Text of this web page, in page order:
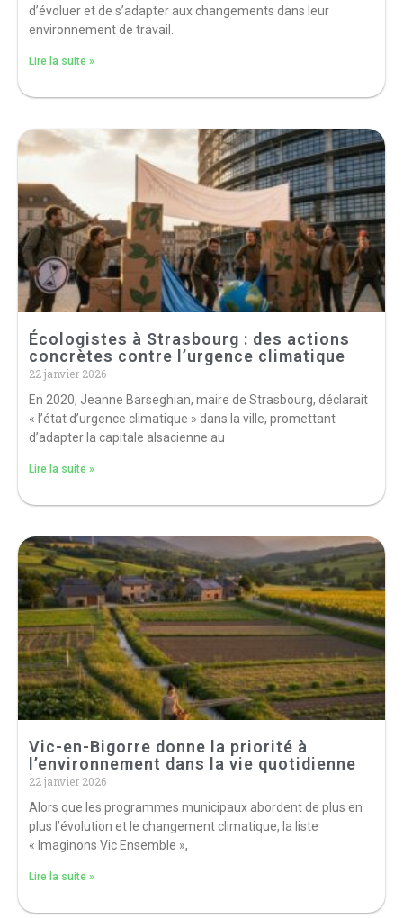
d’évoluer et de s’adapter aux changements dans leur
environnement de travail.
Lire la suite »
Écologistes à Strasbourg : des actions
concrètes contre l’urgence climatique
22 janvier 2026
En 2020, Jeanne Barseghian, maire de Strasbourg, déclarait
« l’état d’urgence climatique » dans la ville, promettant
d’adapter la capitale alsacienne au
Lire la suite »
Vic-en-Bigorre donne la priorité à
l’environnement dans la vie quotidienne
22 janvier 2026
Alors que les programmes municipaux abordent de plus en
plus l’évolution et le changement climatique, la liste
« Imaginons Vic Ensemble »,
Lire la suite »